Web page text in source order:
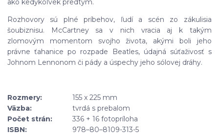
ako kedykoľvek predtým.
Rozhovory sú plné príbehov, ľudí a scén zo zákulisia
šoubiznisu. McCartney sa v nich vracia aj k takým
zlomovým momentom svojho života, akými boli jeho
právne ťahanice po rozpade Beatles, údajná súťaživosť s
Johnom Lennonom či pády a úspechy jeho sólovej dráhy.
Rozmery:
155 x 225 mm
Väzba:
tvrdá s prebalom
Počet strán:
336 + 16 fotopríloha
ISBN:
978–80–8109-313-5